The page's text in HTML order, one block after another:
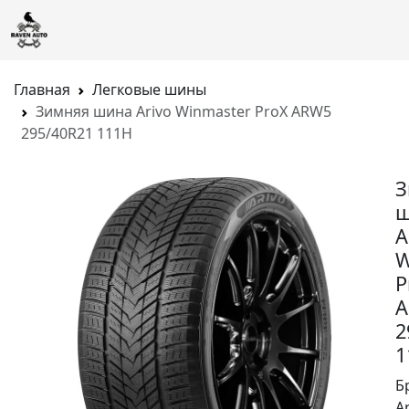
Главная
Легковые шины
Зимняя шина Arivo Winmaster ProX ARW5
295/40R21 111H